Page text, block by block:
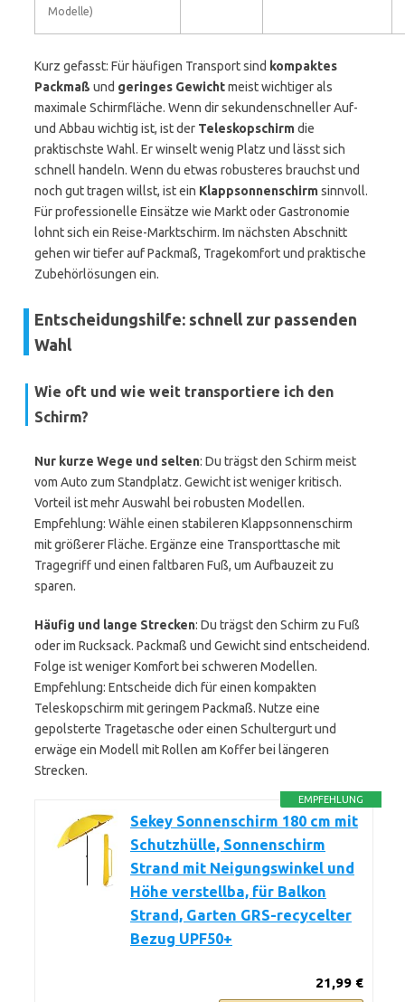
Modelle)
Kurz gefasst: Für häufigen Transport sind kompaktes
Packmaß und geringes Gewichtmeist wichtiger als
maximale Schirmfläche. Wenn dir sekundenschneller Auf-
und Abbau wichtig ist, ist der Teleskopschirmdie
praktischste Wahl. Er winselt wenig Platz und lässt sich
schnell handeln. Wenn du etwas robusteres brauchst und
noch gut tragen willst, ist ein Klappsonnenschirmsinnvoll.
Für professionelle Einsätze wie Markt oder Gastronomie
lohnt sich ein Reise-Marktschirm. Im nächsten Abschnitt
gehen wir tiefer auf Packmaß, Tragekomfort und praktische
Zubehörlösungen ein.
Entscheidungshilfe: schnell zur passenden
Wahl
Wie oft und wie weit transportiere ich den
Schirm?
Nur kurze Wege und selten: Du trägst den Schirm meist
vom Auto zum Standplatz. Gewicht ist weniger kritisch.
Vorteil ist mehr Auswahl bei robusten Modellen.
Empfehlung: Wähle einen stabileren Klappsonnenschirm
mit größerer Fläche. Ergänze eine Transporttasche mit
Tragegriff und einen faltbaren Fuß, um Aufbauzeit zu
sparen.
Häufig und lange Strecken: Du trägst den Schirm zu Fuß
oder im Rucksack. Packmaß und Gewicht sind entscheidend.
Folge ist weniger Komfort bei schweren Modellen.
Empfehlung: Entscheide dich für einen kompakten
Teleskopschirm mit geringem Packmaß. Nutze eine
gepolsterte Tragetasche oder einen Schultergurt und
erwäge ein Modell mit Rollen am Koffer bei längeren
Strecken.
EMPFEHLUNG
Sekey Sonnenschirm 180 cm mit
Schutzhülle, Sonnenschirm
Strand mit Neigungswinkel und
Höhe verstellba, für Balkon
Strand, Garten GRS-recycelter
Bezug UPF50+
21,99 €